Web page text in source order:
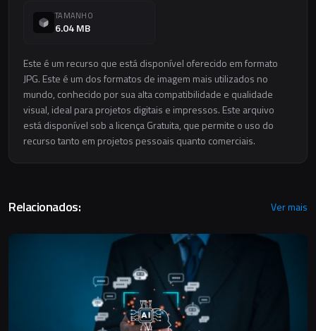
TAMANHO
6.04 MB
Este é um recurso que está disponível oferecido em formato
JPG. Este é um dos formatos de imagem mais utilizados no
mundo, conhecido por sua alta compatibilidade e qualidade
visual, ideal para projetos digitais e impressos. Este arquivo
está disponível sob a licença Gratuita, que permite o uso do
recurso tanto em projetos pessoais quanto comerciais.
Relacionados: Ver mais